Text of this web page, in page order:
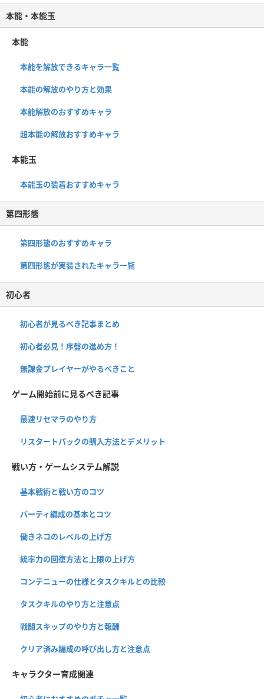
本能・本能玉
本能
本能を解放できるキャラ一覧
本能の解放のやり方と効果
本能解放のおすすめキャラ
超本能の解放おすすめキャラ
本能玉
本能玉の装着おすすめキャラ
第四形態
第四形態のおすすめキャラ
第四形態が実装されたキャラ一覧
初心者
初心者が見るべき記事まとめ
初心者必見！序盤の進め方！
無課金プレイヤーがやるべきこと
ゲーム開始前に見るべき記事
最速リセマラのやり方
リスタートパックの購入方法とデメリット
戦い方・ゲームシステム解説
基本戦術と戦い方のコツ
パーティ編成の基本とコツ
働きネコのレベルの上げ方
統率力の回復方法と上限の上げ方
コンテニューの仕様とタスクキルとの比較
タスクキルのやり方と注意点
戦闘スキップのやり方と報酬
クリア済み編成の呼び出し方と注意点
キャラクター育成関連